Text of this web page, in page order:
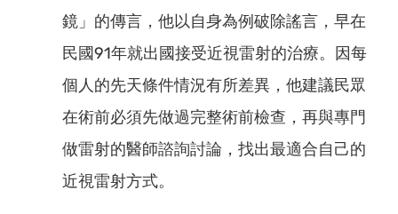
鏡」的傳言，他以自身為例破除謠言，早在
民國91年就出國接受近視雷射的治療。因每
個人的先天條件情況有所差異，他建議民眾
在術前必須先做過完整術前檢查，再與專門
做雷射的醫師諮詢討論，找出最適合自己的
近視雷射方式。